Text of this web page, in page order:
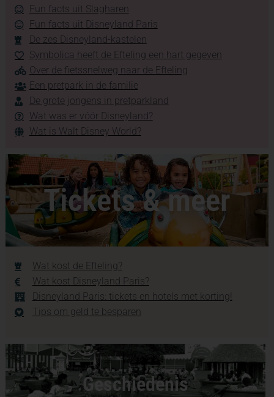
Fun facts uit Slagharen
Fun facts uit Disneyland Paris
De zes Disneyland-kastelen
Symbolica heeft de Efteling een hart gegeven
Over de fietssnelweg naar de Efteling
Een pretpark in de familie
De grote jongens in pretparkland
Wat was er vóór Disneyland?
Wat is Walt Disney World?
Tickets & meer
Wat kost de Efteling?
Wat kost Disneyland Paris?
Disneyland Paris: tickets en hotels met korting!
Tips om geld te besparen
Geschiedenis